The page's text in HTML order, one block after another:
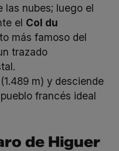
las nubes; luego el
el Col du
más famoso del
trazado
(1.489 m) y desciende
francés ideal
de Higuer